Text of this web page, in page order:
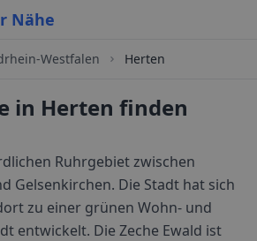
Nähe
Westfalen Herten
in Herten finden
Ruhrgebiet zwischen
Gelsenkirchen. Die Stadt hat sich
zu einer grünen Wohn- und
entwickelt. Die Zeche Ewald ist